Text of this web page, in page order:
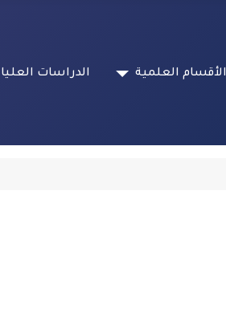
الأقسام العلمية الدراسات العليا